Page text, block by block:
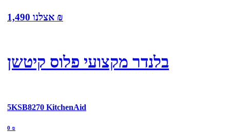
אצלנו 1,490 ₪
בלנדר מקצועי פלוס קיטשן
5KSB8270 KitchenAid
0 ₪